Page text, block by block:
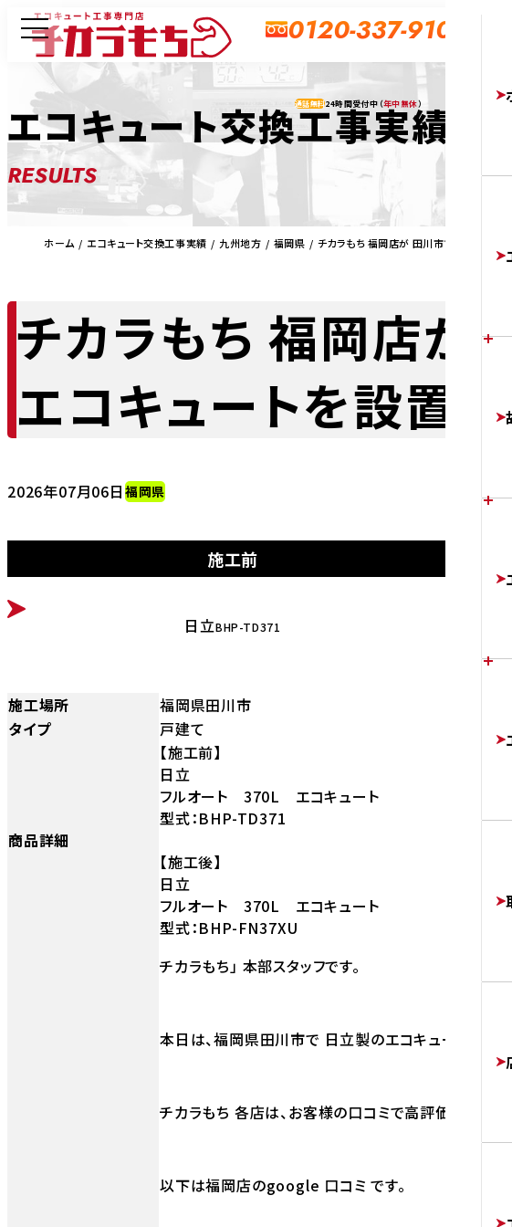
0120-337-910
通話無料24時間受付中（年中無休）
エコキュート交換工事実績
RESULTS
ホーム エコキュート交換工事実績 九州地方 福岡県 チカラもち 福岡店が 田川市で 日立製のエコ
チカラもち 福岡店が
エコキュートを設置し
2026年07月06日 福岡県
施工前
BEFORE 日立BHP-TD371
施工場所
福岡県田川市
タイプ
戸建て
商品詳細
【施工前】
日立
フルオート 370L エコキュート
型式：BHP-TD371
【施工後】
日立
フルオート 370L エコキュート
型式：BHP-FN37XU
チカラもち」 本部スタッフです。
本日は、福岡県田川市で 日立製のエコキュートへの交
チカラもち 各店は、お客様の口コミで高評価を頂いてい
以下は福岡店のgoogle 口コミ です。